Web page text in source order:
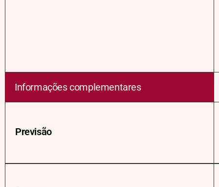
Informações complementares
Previsão